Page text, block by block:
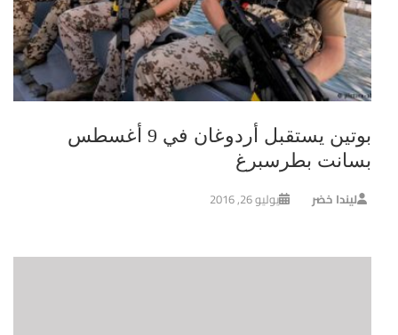
بوتين يستقبل أردوغان في 9 أغسطس
بسانت بطرسبرغ
ليندا خضر يوليو 26, 2016